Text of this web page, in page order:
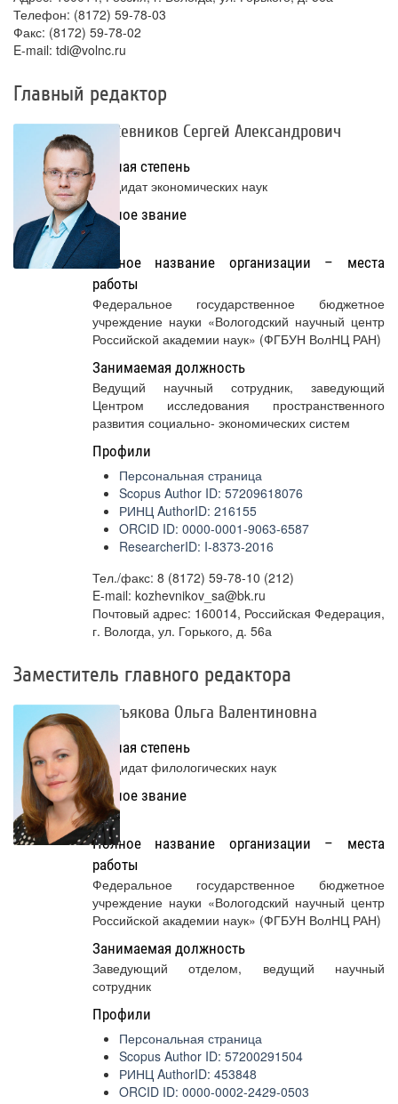
Телефон: (8172) 59-78-03
Факс: (8172) 59-78-02
E-mail: tdi@volnc.ru
Главный редактор
Кожевников Сергей Александрович
Ученая степень
Кандидат экономических наук
Ученое звание
Нет
Полное название организации – места
работы
Федеральное государственное бюджетное
учреждение науки «Вологодский научный центр
Российской академии наук» (ФГБУН ВолНЦ РАН)
Занимаемая должность
ведущий научный сотрудник, заведующий
Центром исследования пространственного
развития социально- экономических систем
Профили
Персональная страница
Scopus Author ID: 57209618076
РИНЦ AuthorID: 216155
ORCID ID: 0000-0001-9063-6587
ResearcherID: I-8373-2016
Тел./факс: 8 (8172) 59-78-10 (212)
E-mail: kozhevnikov_sa@bk.ru
Почтовый адрес: 160014, Российская Федерация,
г. Вологда, ул. Горького, д. 56а
Заместитель главного редактора
Третьякова Ольга Валентиновна
Ученая степень
Кандидат филологических наук
Ученое звание
Нет
Полное название организации – места
работы
Федеральное государственное бюджетное
учреждение науки «Вологодский научный центр
Российской академии наук» (ФГБУН ВолНЦ РАН)
Занимаемая должность
Заведующий отделом, ведущий научный
сотрудник
Профили
Персональная страница
Scopus Author ID: 57200291504
РИНЦ AuthorID: 453848
ORCID ID: 0000-0002-2429-0503